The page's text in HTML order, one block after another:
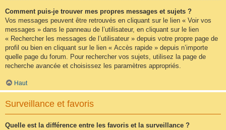
Comment puis-je trouver mes propres messages et sujets ?
Vos messages peuvent être retrouvés en cliquant sur le lien « Voir vos
messages » dans le panneau de l’utilisateur, en cliquant sur le lien
« Rechercher les messages de l’utilisateur » depuis votre propre page de
profil ou bien en cliquant sur le lien « Accès rapide » depuis n’importe
quelle page du forum. Pour rechercher vos sujets, utilisez la page de
recherche avancée et choisissez les paramètres appropriés.
Haut
Surveillance et favoris
Quelle est la différence entre les favoris et la surveillance ?